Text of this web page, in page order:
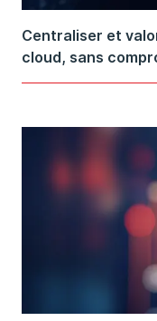
Centraliser et
cloud, sans